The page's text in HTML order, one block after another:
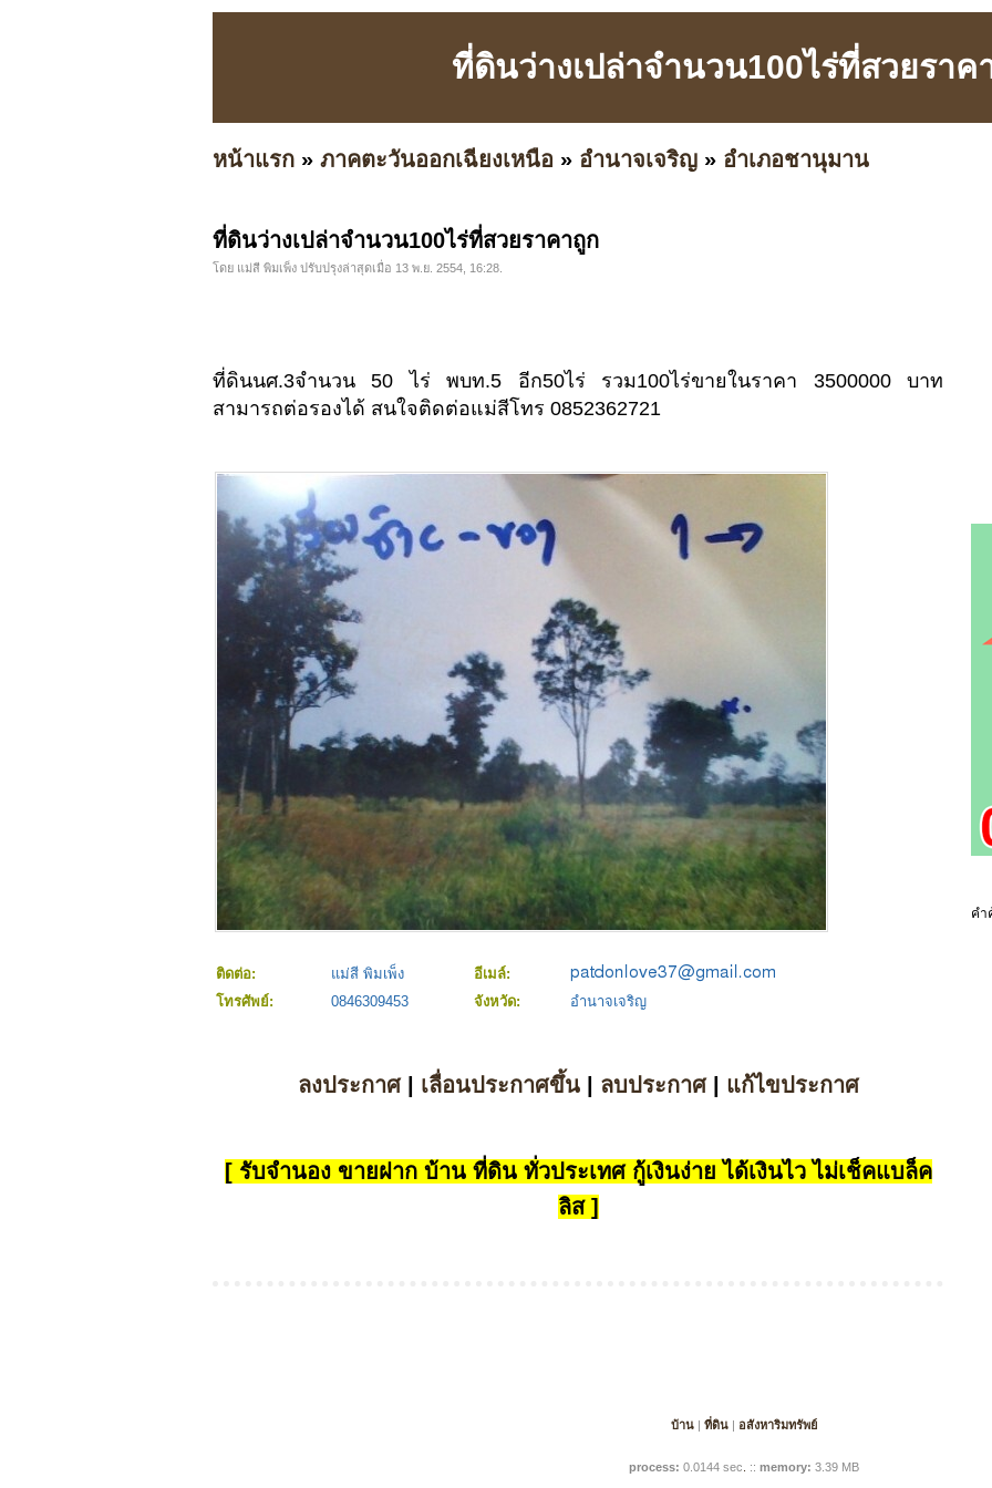
ที่ดินว่างเปล่าจำนวน100ไร่ที่สวยราค
หน้าแรก » ภาคตะวันออกเฉียงเหนือ » อำนาจเจริญ » อำเภอชานุมาน
ที่ดินว่างเปล่าจำนวน100ไร่ที่สวยราคาถูก
โดย แม่สี พิมเพ็ง ปรับปรุงล่าสุดเมื่อ 13 พ.ย. 2554, 16:28.
ที่ดินนศ.3จำนวน 50 ไร่ พบท.5 อีก50ไร่ รวม100ไร่ขายในราคา 3500000 บาท
สามารถต่อรองได้ สนใจติดต่อแม่สีโทร 0852362721
ติดต่อ: แม่สี พิมเพ็ง
อีเมล์:
โทรศัพย์:
0846309453 จังหวัด: อำนาจเจริญ
ลงประกาศ| เลื่อนประกาศขึ้น| ลบประกาศ| แก้ไขประกาศ
[ รับจำนอง ขายฝาก บ้าน ที่ดิน ทั่วประเทศ กู้เงินง่าย ได้เงินไว ไม่เช็คแบล็ค
ลิส ]
คำ
บ้าน | ที่ดิน | อสังหาริมทรัพย์
process: 0.0144 sec :: memory: 3.39 MB